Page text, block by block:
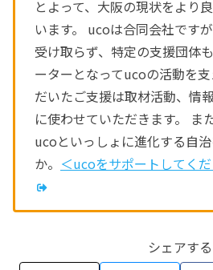
とよって、大阪の現状をより
います。 ucoは合同会社です
受け取らず、特定の支援団体
ーターとなってucoの活動を
だいたご支援は取材活動、情
に使わせていただきます。 ま
ucoといっしょに進化する自
か。 ＜ucoをサポートしてく
シェアする